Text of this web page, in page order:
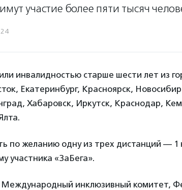
участие более пяти тысяч
инвалидностью старше шести лет из
Екатеринбург, Красноярск,
Хабаровск, Иркутск, Краснодар,
по желанию одну из трех дистанций — 1
участника «ЗаБега».
Международный инклюзивный комитет,